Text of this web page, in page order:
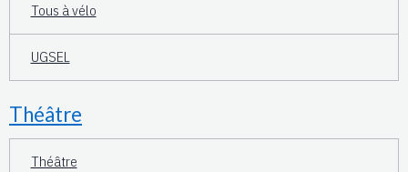
Tous à vélo
UGSEL
Théâtre
Théâtre